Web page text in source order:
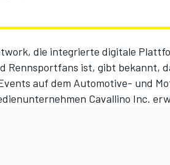
, die integrierte digitale
Rennsportfans ist, gibt bekannt,
auf dem Automotive- und
Cavallino Inc.